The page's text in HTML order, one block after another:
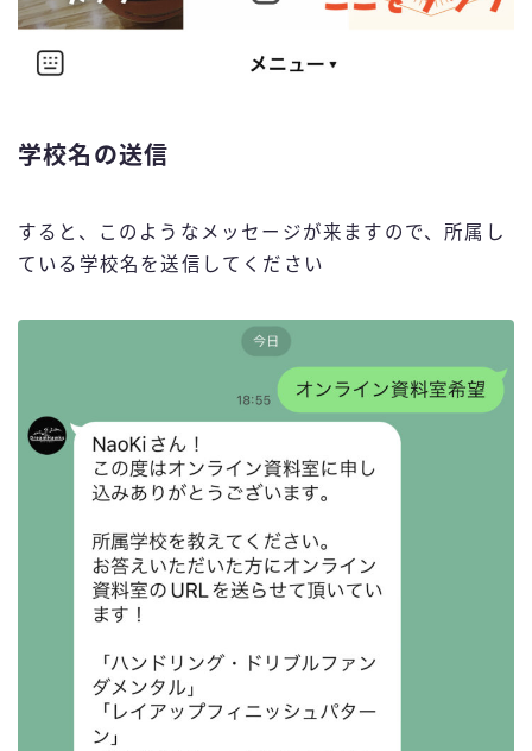
学校名の送信
すると、このようなメッセージが来ますので、所属し
ている学校名を送信してください